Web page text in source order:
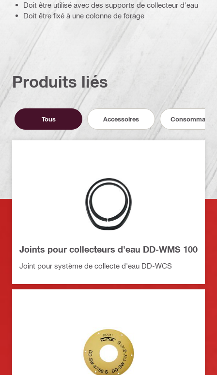
Doit être utilisé avec des supports de collecteur d'eau
Doit être fixé à une colonne de forage
Produits liés
Tous Accessoires Consommables
Joints pour collecteurs d'eau DD-WMS 100
Joint pour système de collecte d'eau DD-WCS